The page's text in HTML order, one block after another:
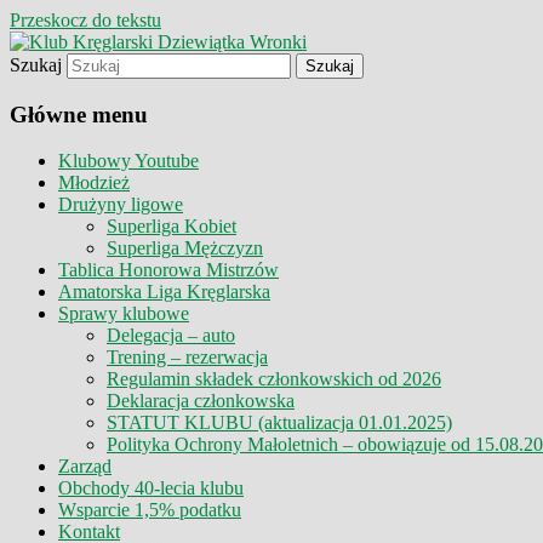
Przeskocz do tekstu
Klub Kręglarski Dziewiątka
Klub Kręglarski Dziewiątka Wronki
Szukaj
Główne menu
Klubowy Youtube
Młodzież
Drużyny ligowe
Superliga Kobiet
Superliga Mężczyzn
Tablica Honorowa Mistrzów
Amatorska Liga Kręglarska
Sprawy klubowe
Delegacja – auto
Trening – rezerwacja
Regulamin składek członkowskich od 2026
Deklaracja członkowska
STATUT KLUBU (aktualizacja 01.01.2025)
Polityka Ochrony Małoletnich – obowiązuje od
Zarząd
Obchody 40-lecia klubu
Wsparcie 1,5% podatku
Kontakt